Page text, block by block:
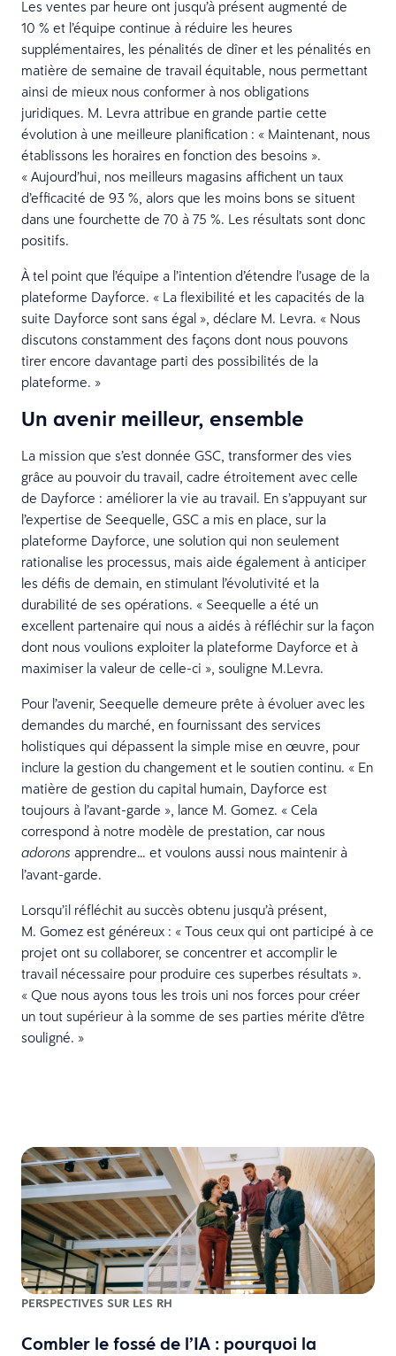
Les ventes par heure ont jusqu’à présent augmenté de
10 % et l’équipe continue à réduire les heures
supplémentaires, les pénalités de dîner et les pénalités en
matière de semaine de travail équitable, nous permettant
ainsi de mieux nous conformer à nos obligations
juridiques. M. Levra attribue en grande partie cette
évolution à une meilleure planification : « Maintenant, nous
établissons les horaires en fonction des besoins ».
« Aujourd’hui, nos meilleurs magasins affichent un taux
d’efficacité de 93 %, alors que les moins bons se situent
dans une fourchette de 70 à 75 %. Les résultats sont donc
positifs.
À tel point que l’équipe a l’intention d’étendre l’usage de la
plateforme Dayforce. « La flexibilité et les capacités de la
suite Dayforce sont sans égal », déclare M. Levra. « Nous
discutons constamment des façons dont nous pouvons
tirer encore davantage parti des possibilités de la
plateforme. »
Un avenir meilleur, ensemble
La mission que s’est donnée GSC, transformer des vies
grâce au pouvoir du travail, cadre étroitement avec celle
de Dayforce : améliorer la vie au travail. En s’appuyant sur
l’expertise de Seequelle, GSC a mis en place, sur la
plateforme Dayforce, une solution qui non seulement
rationalise les processus, mais aide également à anticiper
les défis de demain, en stimulant l’évolutivité et la
durabilité de ses opérations. « Seequelle a été un
excellent partenaire qui nous a aidés à réfléchir sur la façon
dont nous voulions exploiter la plateforme Dayforce et à
maximiser la valeur de celle-ci », souligne M.Levra.
Pour l’avenir, Seequelle demeure prête à évoluer avec les
demandes du marché, en fournissant des services
holistiques qui dépassent la simple mise en œuvre, pour
inclure la gestion du changement et le soutien continu. « En
matière de gestion du capital humain, Dayforce est
toujours à l’avant-garde », lance M. Gomez. « Cela
correspond à notre modèle de prestation, car nous
adorons apprendre… et voulons aussi nous maintenir à
l’avant-garde.
Lorsqu’il réfléchit au succès obtenu jusqu’à présent,
M. Gomez est généreux : « Tous ceux qui ont participé à ce
projet ont su collaborer, se concentrer et accomplir le
travail nécessaire pour produire ces superbes résultats ».
« Que nous ayons tous les trois uni nos forces pour créer
un tout supérieur à la somme de ses parties mérite d’être
souligné. »
PERSPECTIVES SUR LES RH
Combler le fossé de l’IA : pourquoi la